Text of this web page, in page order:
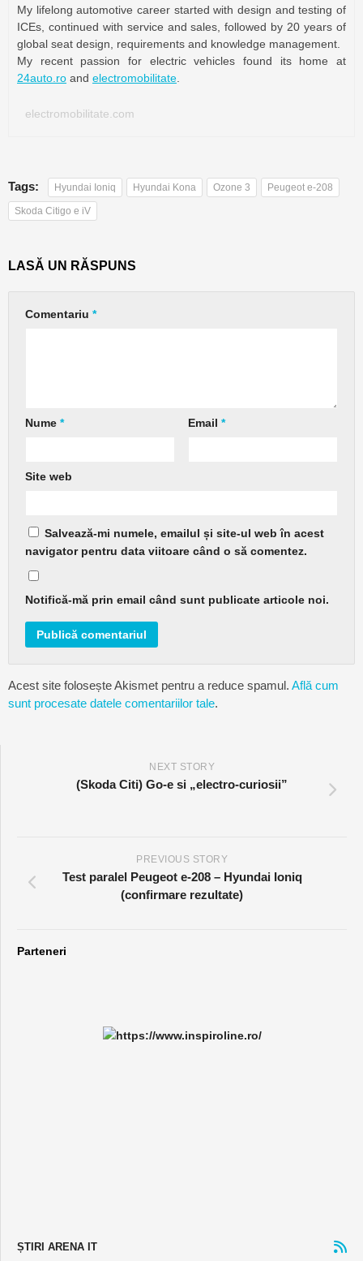
My lifelong automotive career started with design and testing of
ICEs, continued with service and sales, followed by 20 years of
global seat design, requirements and knowledge management.
My recent passion for electric vehicles found its home at
24auto.ro and electromobilitate
electromobilitate.com
Tags: Hyundai Ioniq Hyundai Kona Ozone 3 Peugeot e-208
Skoda Citigo e iV
LASĂ UN RĂSPUNS
Comentariu *
Nume * Email *
Site web
Salvează-mi numele, emailul și site-ul web în acest
navigator pentru data viitoare când o să comentez.
Notifică-mă prin email când sunt publicate articole noi.
Acest site folosește Akismet pentru a reduce spamul. Află cum
sunt procesate datele comentariilor tale.
NEXT STORY
(Skoda Citi) Go-e si „electro-curiosii”
PREVIOUS STORY
Test paralel Peugeot e-208 – Hyundai Ioniq
(confirmare rezultate)
Parteneri
ȘTIRI ARENA IT